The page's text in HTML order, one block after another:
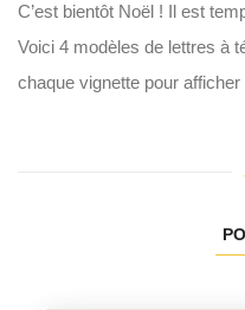
C’est bientôt Noël ! Il est
Voici 4 modèles de lettres à
chaque vignette pour